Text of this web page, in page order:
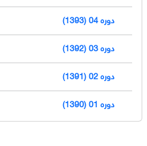
دوره 04 (1393)
دوره 03 (1392)
دوره 02 (1391)
دوره 01 (1390)